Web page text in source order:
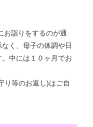
詣りをするのが通
く、母子の体調や日
中には１０ヶ月でお
り等のお返し)はご自